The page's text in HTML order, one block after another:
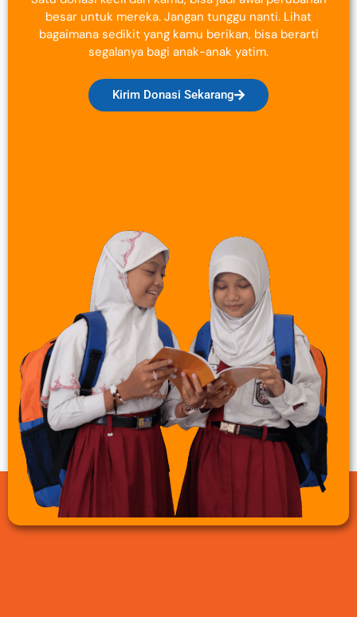
besar untuk mereka. Jangan tunggu nanti. Lihat
bagaimana sedikit yang kamu berikan, bisa berarti
segalanya bagi anak-anak yatim.
Kirim Donasi Sekarang